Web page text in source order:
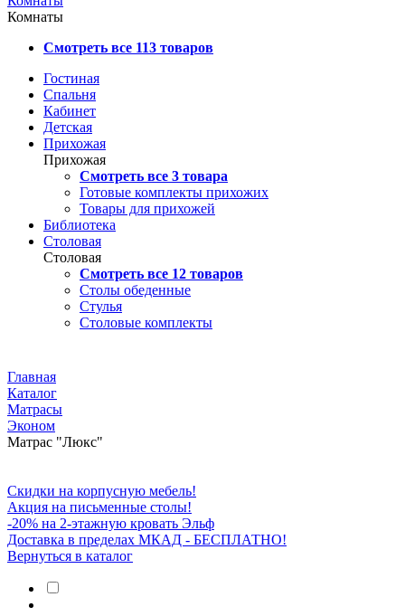
Комнаты
Смотреть все 113 товаров
Гостиная
Спальня
Кабинет
Детская
Прихожая
Прихожая
Смотреть все 3 товара
Готовые комплекты прихожих
Товары для прихожей
Библиотека
Столовая
Столовая
Смотреть все 12 товаров
Столы обеденные
Стулья
Столовые комплекты
Главная
Каталог
Матрасы
Эконом
Матрас "Люкс"
Скидки на корпусную мебель!
Акция на письменные столы!
-20% на 2-этажную кровать Эльф
Доставка в пределах МКАД - БЕСПЛАТНО!
Вернуться в каталог